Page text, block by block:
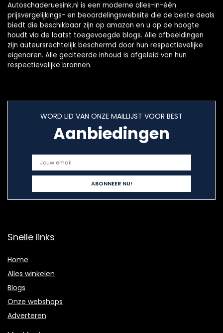
Autoschaderuesink.nl is een moderne alles-in-één
prijsvergelijkings- en beoordelingswebsite die de beste deals
biedt die beschikbaar zijn op amazon en u op de hoogte
houdt via de laatst toegevoegde blogs. Alle afbeeldingen
zijn auteursrechtelijk beschermd door hun respectievelijke
eigenaren. Alle geciteerde inhoud is afgeleid van hun
respectievelijke bronnen.
WORD LID VAN ONZE MAILLIJST VOOR BEST
Aanbiedingen
Snelle links
Home
Alles winkelen
Blogs
Onze webshops
Adverteren